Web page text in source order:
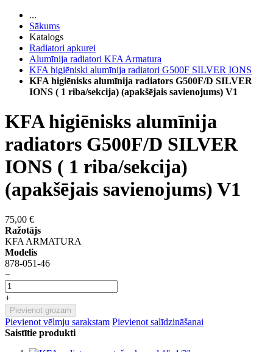
...
Sākums
Katalogs
Radiatori apkurei
Alumīnija radiatori KFA Armatura
KFA higiēniski alumīnija radiatori G500F SILVER IONS
KFA higiēnisks alumīnija radiators G500F/D SILVER
IONS ( 1 riba/sekcija) (apakšējais savienojums) V1
KFA higiēnisks alumīnija
radiators G500F/D SILVER
IONS ( 1 riba/sekcija)
(apakšējais savienojums) V1
75,00 €
Ražotājs
KFA ARMATURA
Modelis
878-051-46
−
+
Pievienot grozam
Pievienot vēlmju sarakstam Pievienot salīdzināšanai
Saistītie produkti